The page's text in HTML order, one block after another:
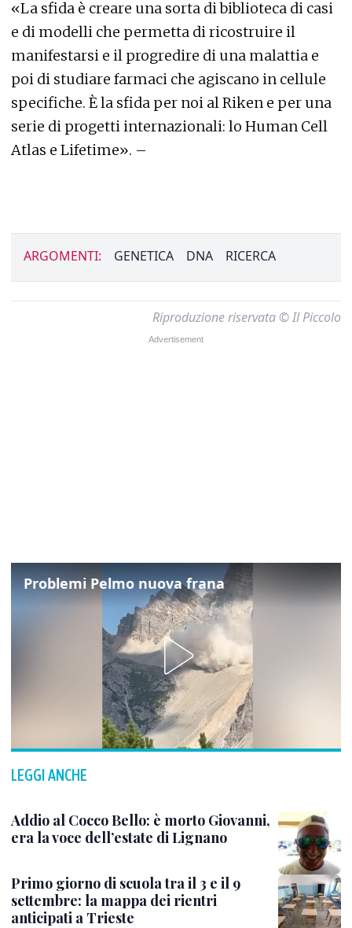
«La sfida è creare una sorta di biblioteca di casi
e di modelli che permetta di ricostruire il
manifestarsi e il progredire di una malattia e
poi di studiare farmaci che agiscano in cellule
specifiche. È la sfida per noi al Riken e per una
serie di progetti internazionali: lo Human Cell
Atlas e Lifetime». –
ARGOMENTI: GENETICA DNA RICERCA
Riproduzione riservata © Il Piccolo
Problemi Pelmo nuova frana
LEGGI ANCHE
Addio al Cocco Bello: è morto Giovanni,
era la voce dell’estate di Lignano
Primo giorno di scuola tra il 3 e il 9
settembre: la mappa dei rientri
anticipati a Trieste